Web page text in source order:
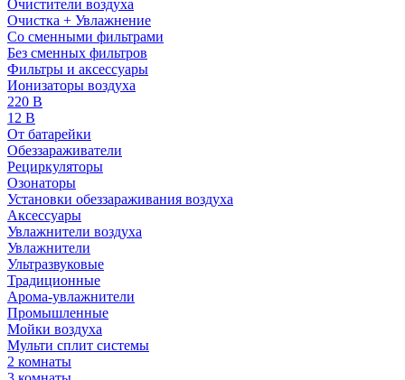
Очистители воздуха
Очистка + Увлажнение
Cо сменными фильтрами
Без сменных фильтров
Фильтры и аксессуары
Ионизаторы воздуха
220 В
12 В
От батарейки
Обеззараживатели
Рециркуляторы
Озонаторы
Установки обеззараживания воздуха
Аксессуары
Увлажнители воздуха
Увлажнители
Ультразвуковые
Традиционные
Арома-увлажнители
Промышленные
Мойки воздуха
Мульти сплит системы
2 комнаты